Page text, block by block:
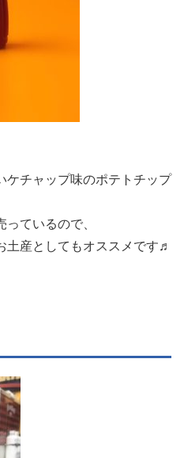
ケチャップ味のポテトチップ
ているので、
土産としてもオススメです♬